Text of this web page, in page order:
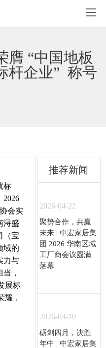
膺 “中国地板
杆企业” 称号
标
2026
会实
浔盛
（宝
域的
力与
，
展标
耀，
推荐新闻
2026-04-22
聚势合作，共赢
未来 | 中宏家居集
团 2026 华南区域
工厂商会议圆满
落幕
2026-04-10
砺剑四月，决胜
年中 | 中宏家居集